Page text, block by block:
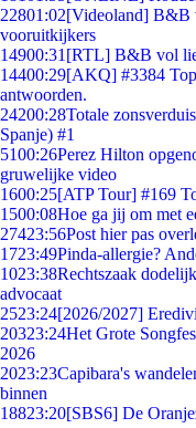
22801:02[Videoland] B&B
vooruitkijkers
14900:31 [RTL] B&B vol
14400:29[AKQ] #3384
antwoorden.
24200:28Totale
Spanje) #1
5100:26Perez Hilton
gruwelijke video
1600:25[ATP Tour] #169
1500:08Hoe ga jij om met
27423:56Post hier pas
1723:49Pinda-allergie?
1023:38Rechtszaak
advocaat
2523:24[2026/2027]
20323:24Het Grote
2026
2023:23Capibara's
binnen
18823:20[SBS6] De